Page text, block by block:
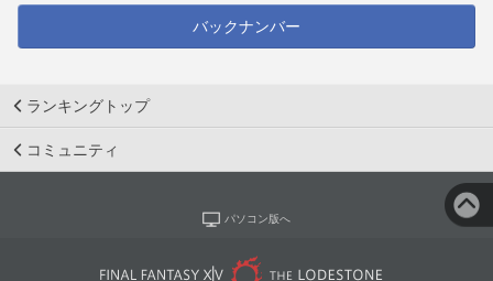
バックナンバー
ランキングトップ
コミュニティ
パソコン版へ